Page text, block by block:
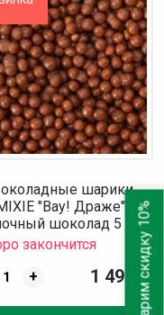
шарики
"Вау! Драже"
шоколад 5 мм
600 г
закончится
+ 1 490 ₽
Дарим скидку 10%